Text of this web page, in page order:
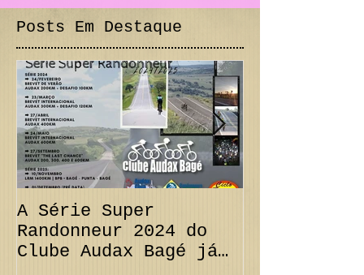
Posts Em Destaque
A Série Super
Randonneur 2024 do
Clube Audax Bagé já